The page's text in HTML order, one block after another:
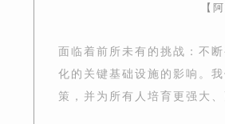
【
面临着前所未有的挑战：不
化的关键基础设施的影响。
策，并为所有人培育更强大